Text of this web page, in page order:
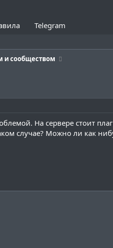
Telegram
и сообществом
На сервере стоит
случае? Можно ли как